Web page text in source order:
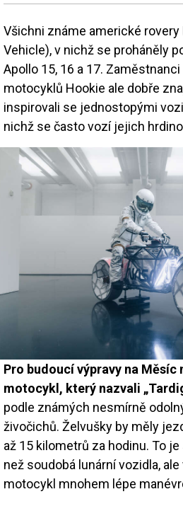
Všichni známe americké rovery
Vehicle), v nichž se proháněly
Apollo 15, 16 a 17.
motocyklů Hookie ale dobře
inspirovali se jednostopými
nichž se často vozí jejich
Pro budoucí výpravy na Měsíc
motocykl, který nazvali
podle známých nesmírně
živočichů. Želvušky by měly
až 15 kilometrů za hodinu. To
než soudobá lunární vozidla,
motocykl mnohem lépe